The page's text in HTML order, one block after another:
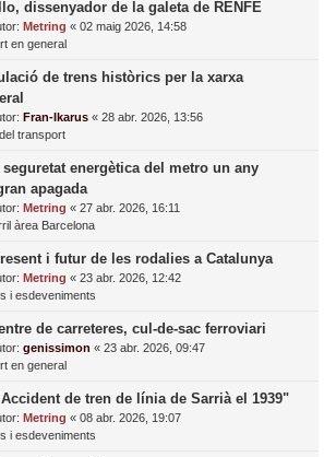
dissenyador de la galeta de RENFE
Metring « 02 maig 2026, 14:58
en general
de trens històrics per la xarxa
Fran-Ikarus « 28 abr. 2026, 13:56
transport
energètica del metro un any
apagada
Metring « 27 abr. 2026, 16:11
àrea Barcelona
i futur de les rodalies a Catalunya
Metring « 23 abr. 2026, 12:42
i esdeveniments
de carreteres, cul-de-sac ferroviari
genissimon « 23 abr. 2026, 09:47
en general
de tren de línia de Sarrià el 1939"
Metring « 08 abr. 2026, 19:07
i esdeveniments